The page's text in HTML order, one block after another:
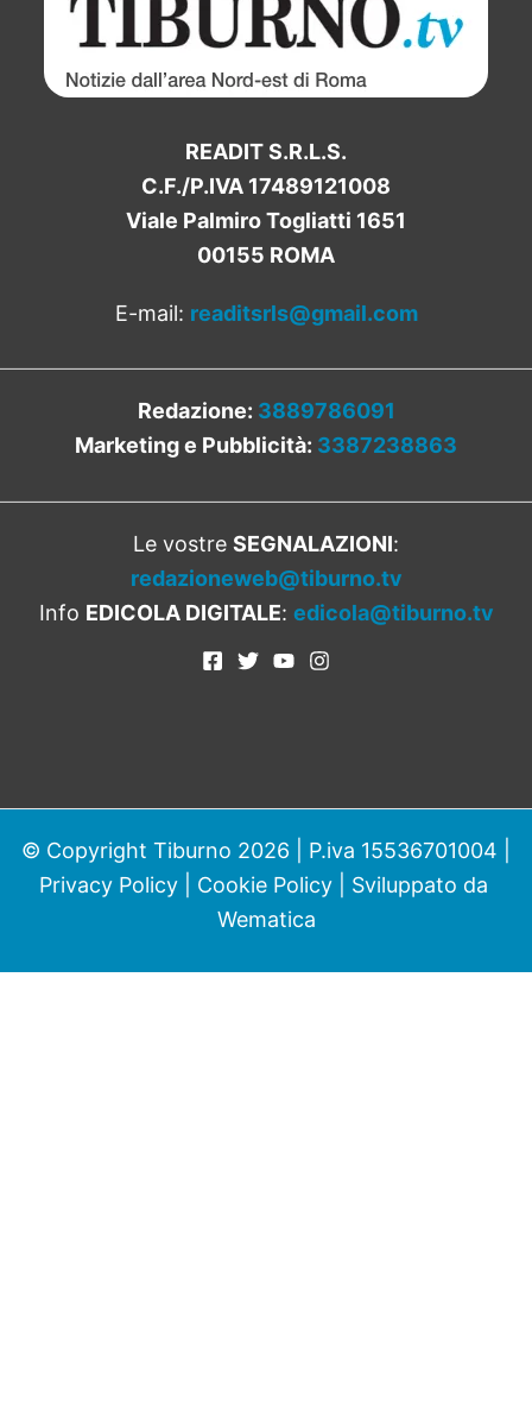
READIT S.R.L.S.
C.F./P.IVA 17489121008
Viale Palmiro Togliatti 1651
00155 ROMA
E-mail: readitsrls@gmail.com
Redazione: 3889786091
Marketing e Pubblicità: 3387238863
Le vostre SEGNALAZIONI:
redazioneweb@tiburno.tv
Info EDICOLA DIGITALE: edicola@tiburno.tv
© Copyright Tiburno 2026 | P.iva 15536701004 |
Privacy Policy| Cookie Policy| Sviluppato da
Wematica